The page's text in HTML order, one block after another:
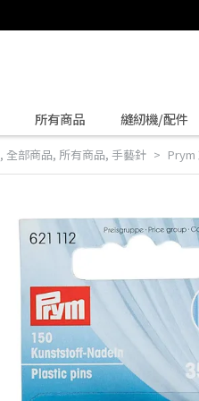
所有商品 縫紉機/配件
, 全部商品, 所有商品, 手藝針 Prym